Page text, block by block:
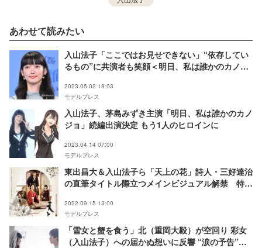
あわせて読みたい
入山法子「ここではお見せできない」“依存してい
るもの”に共演者も笑顔＜明日、私は誰かのカノジ
2023.05.02 18:03
モデルプレス
入山法子、茅島みずき主演「明日、私は誰かのカノ
ジョ」続編出演決定 もう1人のヒロインに
2023.04.14 07:00
モデルプレス
東出昌大＆入山法子ら「天上の花」詩人・三好達治
の直筆タイトル際立つメインビジュアル解禁 特報
2022.09.15 13:00
モデルプレス
「雪女と蟹を食う」北（重岡大毅）が空回り 彩女
（入山法子）への届かぬ想いに反響 “涙の予告”も